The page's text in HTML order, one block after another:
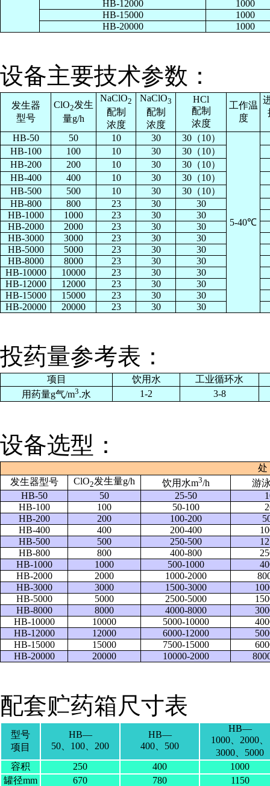
HB-12000
1000
HB-15000
1000
HB-20000
1000
设备主要技术参数：
发生器
型号
ClO2发生
量g/h
NaClO2
配制
浓度
NaClO3
配制
浓度
HCl
配制
浓度
工作温
度
HB-50
50 10 30 30（10）
5-40℃
HB-100 100 10 30
30（10）
HB-200
200 10 30
30（10）
HB-400
400 10 30
30（10）
HB-500
500 10 30
30（10）
HB-800
800 23 30
30
HB-1000
1000 23 30
30
HB-2000
2000 23 30
30
HB-3000
3000 23 30
30
HB-5000
5000 23 30
30
HB-8000
8000 23 30
30
HB-10000
10000 23 30
30
HB-12000
12000 23 30
30
HB-15000
15000 23 30
30
HB-20000
20000 23 30 30
投药量参考表：
项目 饮用水
工业循环水
用药量g气/m3.水 1-2 3-8
设备选型：
处
发生器型号
ClO2发生量g/h 饮用水m3/h
游
HB-50
50 25-50
HB-100
100 50-100
HB-200
200 100-200
HB-400
400 200-400
HB-500
500 250-500
HB-800
800 400-800
HB-1000
1000 500-1000
HB-2000
2000 1000-2000
HB-3000
3000 1500-3000
HB-5000
5000 2500-5000
HB-8000
8000 4000-8000
HB-10000
10000 5000-10000
HB-12000
12000 6000-12000
HB-15000
15000 7500-15000
HB-20000
20000 10000-2000
配套贮药箱尺寸表
型号
项目
HB—
50、100、200
HB—
400、500
HB—
1000、2000、
3000、5000
容积
250 400
1000
罐径mm
670 780
1150